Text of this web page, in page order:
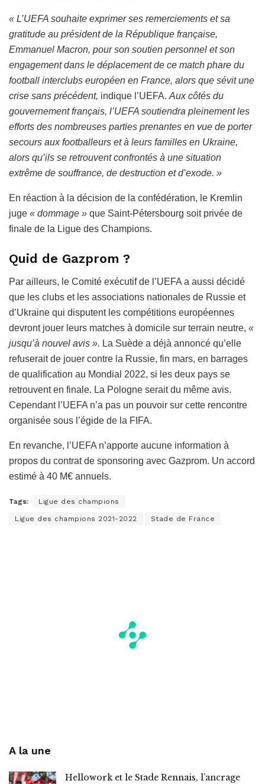
« L’UEFA souhaite exprimer ses remerciements et sa
gratitude au président de la République française,
Emmanuel Macron, pour son soutien personnel et son
engagement dans le déplacement de ce match phare du
football interclubs européen en France, alors que sévit une
crise sans précédent, indique l’UEFA. Aux côtés du
gouvernement français, l’UEFA soutiendra pleinement les
efforts des nombreuses parties prenantes en vue de porter
secours aux footballeurs et à leurs familles en Ukraine,
alors qu’ils se retrouvent confrontés à une situation
extrême de souffrance, de destruction et d’exode. »
En réaction à la décision de la confédération, le Kremlin
juge « dommage » que Saint-Pétersbourg soit privée de
finale de la Ligue des Champions.
Quid de Gazprom ?
Par ailleurs, le Comité exécutif de l’UEFA a aussi décidé
que les clubs et les associations nationales de Russie et
d’Ukraine qui disputent les compétitions européennes
devront jouer leurs matches à domicile sur terrain neutre, «
jusqu’à nouvel avis ». La Suède a déjà annoncé qu’elle
refuserait de jouer contre la Russie, fin mars, en barrages
de qualification au Mondial 2022, si les deux pays se
retrouvent en finale. La Pologne serait du même avis.
Cependant l’UEFA n’a pas un pouvoir sur cette rencontre
organisée sous l’égide de la FIFA.
En revanche, l’UEFA n’apporte aucune information à
propos du contrat de sponsoring avec Gazprom. Un accord
estimé à 40 M€ annuels.
Tags: Ligue des champions
Ligue des champions 2021-2022 Stade de France
A la une
Hellowork et le Stade Rennais, l’ancrage